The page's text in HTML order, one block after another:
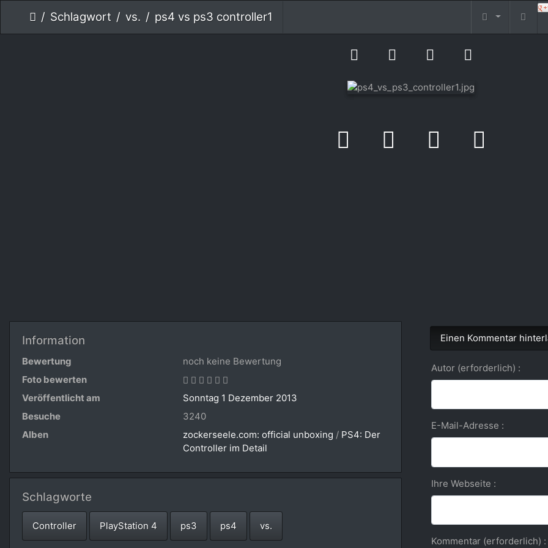
Schlagwort vs. ps4 vs ps3 controller1
Information
Bewertung
noch keine Bewertung
Foto bewerten
Veröffentlicht am
Sonntag 1 Dezember 2013
Besuche
3240
Alben
zockerseele.com: official unboxing / PS4: Der
Controller im Detail
Schlagworte
Controller PlayStation 4 ps3 ps4 vs.
Einen Kommentar
Autor (erforderlich) :
E-Mail-Adresse :
Ihre Webseite :
Kommentar (erforderlich) :